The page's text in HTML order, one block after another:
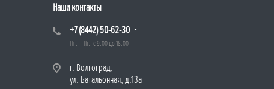
Наши контакты
+7 (8442) 50-62-30
Пн. – Пт.: с 9:00 до 18:00
г. Волгоград,
ул. Батальонная, д.13а